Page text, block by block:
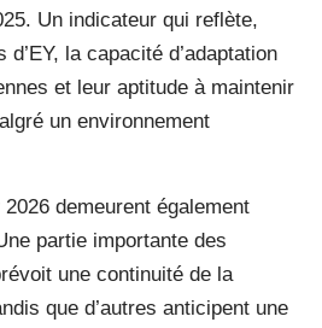
Un indicateur qui reflète,
la capacité d’adaptation
et leur aptitude à maintenir
un environnement
demeurent également
partie importante des
une continuité de la
que d’autres anticipent une